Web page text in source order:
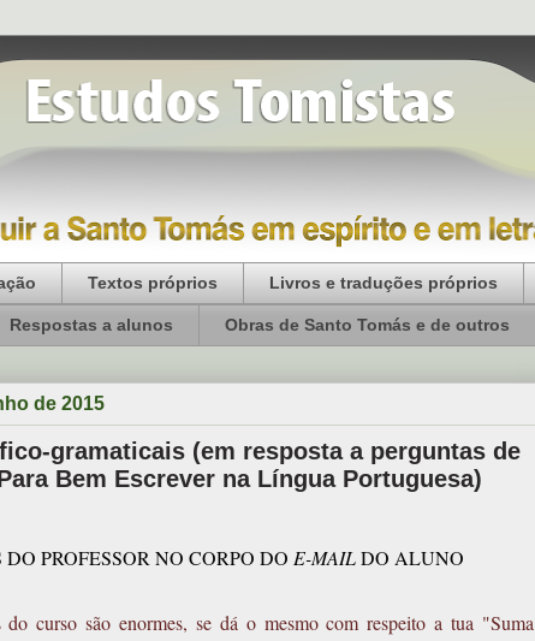
Textos próprios Livros e traduções próprios
Respostas a alunos Obras de Santo Tomás e de outros
de 2015
gramaticais (em resposta a perguntas de
Bem Escrever na Língua Portuguesa)
DO PROFESSOR NO CORPO DO E-MAILDO ALUNO
do curso são enormes, se dá o mesmo com respeito a tua "Suma